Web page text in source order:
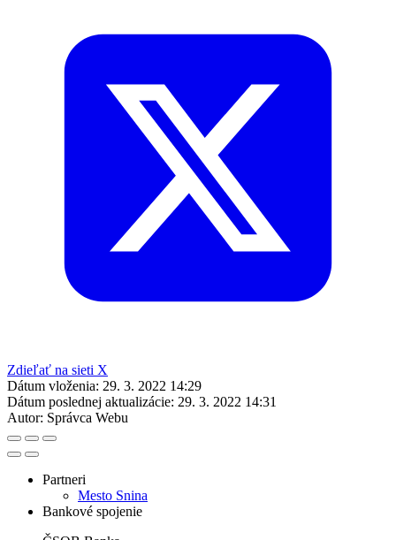
Zdieľať na sieti X
Dátum vloženia: 29. 3. 2022 14:29
Dátum poslednej aktualizácie: 29. 3. 2022 14:31
Autor: Správca Webu
Partneri
Mesto Snina
Bankové spojenie